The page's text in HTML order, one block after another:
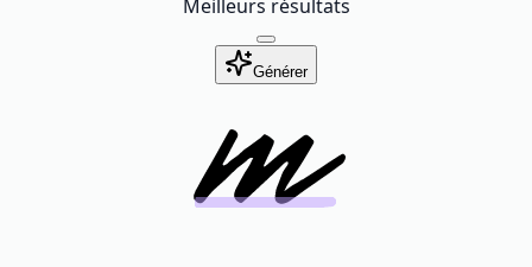
Meilleurs résultats
Générer